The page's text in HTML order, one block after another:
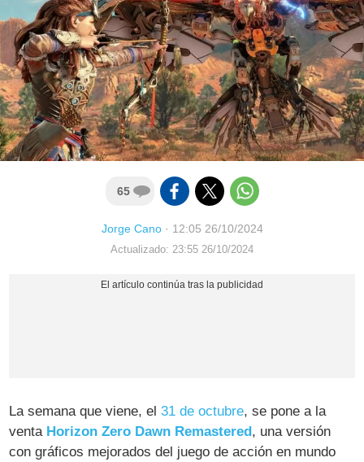
65
Jorge Cano· 12:05 26/10/2024
Actualizado: 23:55 26/10/2024
La semana que viene, el31 de octubre, se pone a la
venta Horizon Zero Dawn Remastered, una versión
con gráficos mejorados del juego de acción en mundo